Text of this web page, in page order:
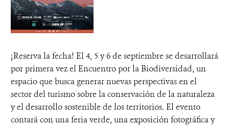
¡Reserva la fecha! El 4, 5 y 6 de septiembre se desarrollará
por primera vez el Encuentro por la Biodiversidad, un
espacio que busca generar nuevas perspectivas en el
sector del turismo sobre la conservación de la naturaleza
y el desarrollo sostenible de los territorios. El evento
contará con una feria verde, una exposición fotográfica y